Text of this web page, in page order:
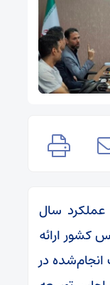
سال
کشور ارائه
در